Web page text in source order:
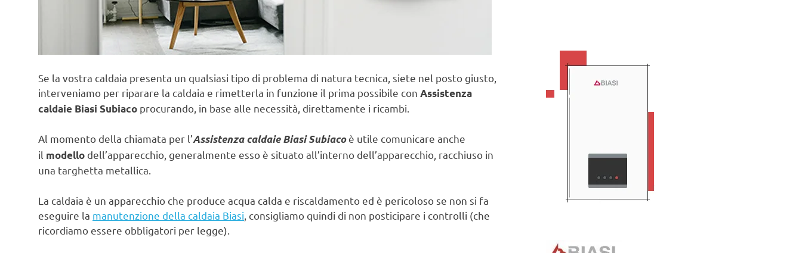
Se la vostra caldaia presenta un qualsiasi tipo di problema di natura tecnica, siete nel posto giusto,
interveniamo per riparare la caldaia e rimetterla in funzione il prima possibile con Assistenza
caldaie Biasi Subiaco procurando, in base alle necessità, direttamente i ricambi.
Al momento della chiamata per l’Assistenza caldaie Biasi Subiacoè utile comunicare anche
il modello dell’apparecchio, generalmente esso è situato all’interno dell’apparecchio, racchiuso in
una targhetta metallica.
La caldaia è un apparecchio che produce acqua calda e riscaldamento ed è pericoloso se non si fa
eseguire la manutenzione della caldaia Biasi , consigliamo quindi di non posticipare i controlli (che
ricordiamo essere obbligatori per legge).